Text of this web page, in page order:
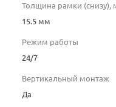
Толщина рамки (снизу),
15.5 мм
Режим работы
24/7
Вертикальный монтаж
Да